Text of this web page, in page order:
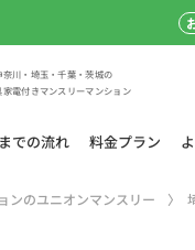
奈川・埼玉・千葉・茨城の
家電付きマンスリーマンション
での流れ 料金プラン
ンのユニオンマンスリー